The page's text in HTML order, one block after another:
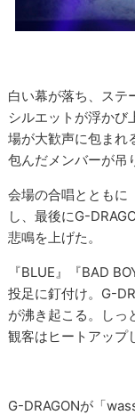
白い幕が落ち、ステ
シルエットが浮かび
場が大歓声に包まれ
包んだメンバーが吊
会場の合唱とともに
し、最後にG-
悲鳴を上げた。
『BLUE』『BAD
投足に釘付け。G-
が沸き起こる。しっ
観客はヒートアップ
G-DRAGONが「